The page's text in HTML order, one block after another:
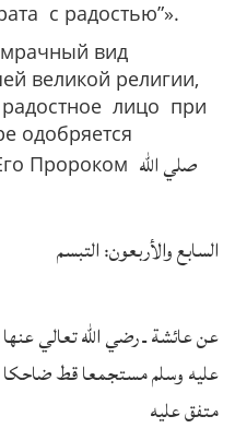
с радостью”».
мрачный вид
великой религии,
лицо при
одобряется
Пророком صلي الله
السابع والأربعون: التبسم
عن عائشة ـ رضي الله تعالي عنها
عليه وسلم مستجمعا قط ضاحكا
متفق عليه